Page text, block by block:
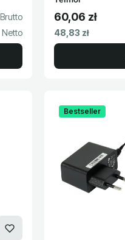
Cena brutto
60,06 zł
Cena netto
48,83 zł
Bestseller